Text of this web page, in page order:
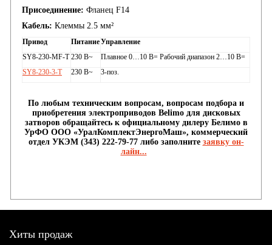
Присоединение: Фланец F14
Кабель: Клеммы 2.5 мм²
Привод ПитаниеУправление
SY8-230-MF-T 230 В~
Плавное 0…10 В= Рабочий диапазон 2…10 В=
SY8-230-3-T
230 В~ 3-поз.
По любым техническим вопросам, вопросам подбора и
приобретения электроприводов Belimo для дисковых
затворов обращайтесь к официальному дилеру Белимо в
УрФО ООО «УралКомплектЭнергоМаш», коммерческий
отдел УКЭМ (343) 222-79-77 либо заполните заявку он-
лайн...
Хиты продаж